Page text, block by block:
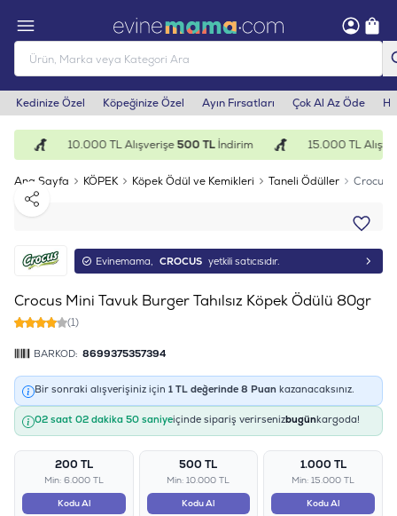
Kedinize Özel Köpeğinize Özel Ayın Fırsatları Çok Al Az Öde
10.000 TL Alışverişe500 TLİndirim 15.000 TL
Ana Sayfa KÖPEK Köpek Ödül ve Kemikleri Taneli Ödüller
Crocus
Paylaş
Evinemama, CROCUS yetkili satıcısıdır.
Crocus Mini Tavuk Burger Tahılsız Köpek Ödülü 80gr
(1)
BARKOD: 8699375357394
Bir sonraki alışverişiniz için 1 TL değerinde 8 Puan kazanacaksınız.
02 saat 02 dakika 50 saniyeiçinde sipariş verirsenizbugünkargoda!
200 TL
Min: 6.000 TL
Kodu Al
500 TL
Min: 10.000 TL
Kodu Al
1.000 TL
Min: 15.000 TL
Kodu Al